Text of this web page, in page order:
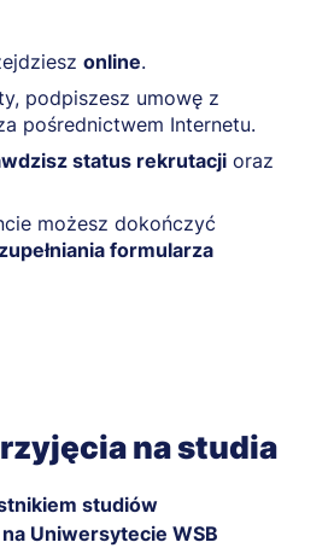
online.
podpiszesz umowę z
pośrednictwem Internetu.
status rekrutacji oraz
możesz dokończyć
formularza
na studia
studiów
Uniwersytecie WSB